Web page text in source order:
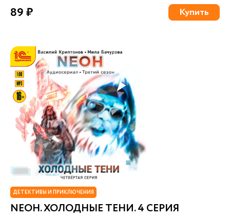
89 ₽ Купить
ДЕТЕКТИВЫ И ПРИКЛЮЧЕНИЯ
NEОН. ХОЛОДНЫЕ ТЕНИ. 4 СЕРИЯ